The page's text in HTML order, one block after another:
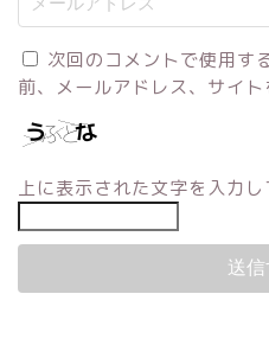
次回のコメントで使用す
前、メールアドレス、サイト
上に表示された文字を入力し